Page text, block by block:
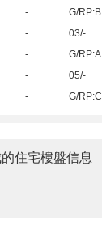
- G/RP:B
- 03/-
- G/RP:A
- 05/-
- G/RP:C
住宅樓盤信息